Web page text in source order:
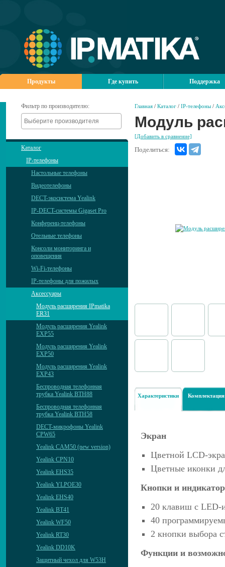
Продукты Где купить Поддержка
Фильтр по производителю:
Каталог
IP-телефоны
Настольные телефоны
Видеотелефоны
DECT-экосистема Yealink
IP-DECT-системы Gigaset Pro
Конференц-телефоны
Отельные телефоны
Консоли мониторинга и
оповещения
Wi-Fi-телефоны
IP-телефоны для пожилых
Аксессуары
Модуль расширения IPmatika
ER31
Модуль расширения Yealink
EXP55
Модуль расширения Yealink
EXP50
Модуль расширения Yealink
EXP43
Беспроводная телефонная
трубка Yealink BTH88
Беспроводная телефонная
трубка Yealink BTH58
DECT-микрофоны Yealink
CPW65
Yealink CAM50 (new version)
Yealink CPN10
Yealink EHS35
Yealink YLPOE30
Yealink EHS40
Yealink BT41
Yealink WF50
Yealink RT30
Yealink DD10K
Защитный чехол для W53H
Главная / Каталог / IP-телефоны /
Модуль
[Добавить в сравнение]
Поделиться:
Характеристики Комплектация
Экран
Цветной LCD-
Цветные иконки
Кнопки и
20 клавиш с LED-
40
2 кнопки выбора
Функции и